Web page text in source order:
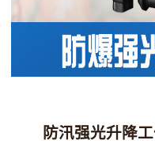
防汛强光升降